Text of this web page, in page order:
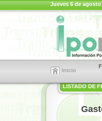
Jueves 6 de agosto
Inicio
LISTADO DE